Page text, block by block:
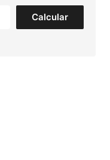
Calcular